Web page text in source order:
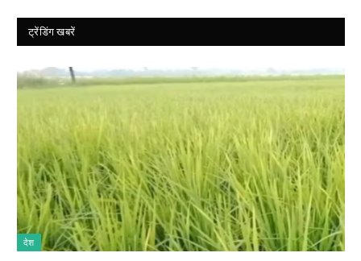
ट्रेंडिंग खबरें
देश